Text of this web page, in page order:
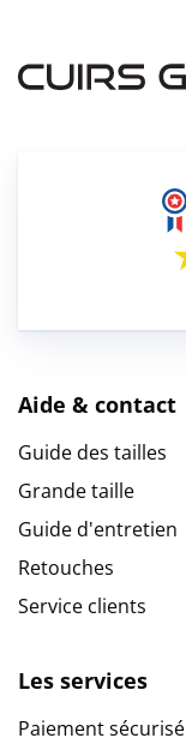
Aide & contact
Guide des tailles
Grande taille
Guide d'entretien
Retouches
Service clients
Les services
Paiement sécurisé